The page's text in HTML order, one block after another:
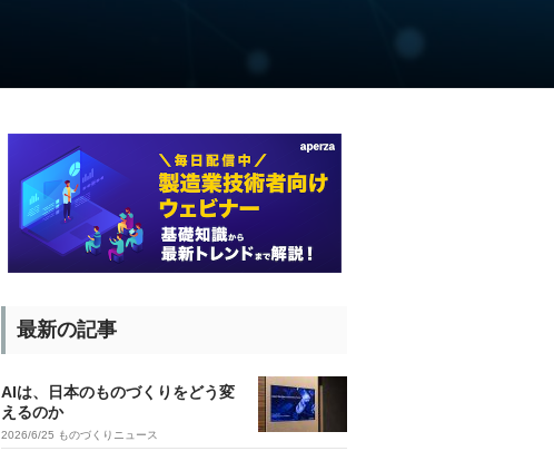
最新の記事
AIは、日本のものづくりをどう変
えるのか
2026/6/25 ものづくりニュース